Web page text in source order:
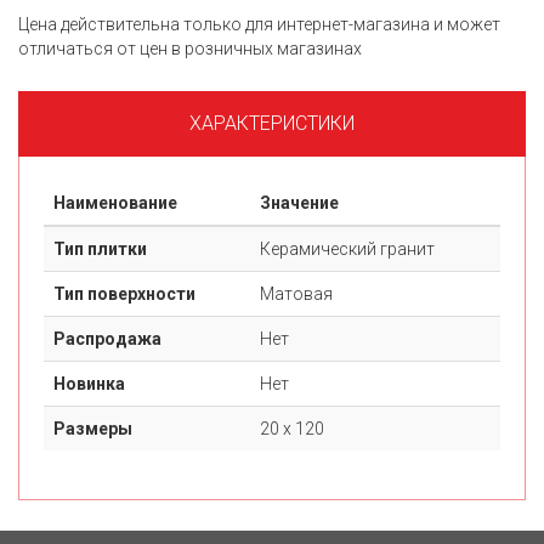
Цена действительна только для интернет-магазина и может
отличаться от цен в розничных магазинах
ХАРАКТЕРИСТИКИ
Наименование Значение
Тип плитки Керамический гранит
Тип поверхности Матовая
Распродажа Нет
Новинка Нет
Размеры 20 х 120